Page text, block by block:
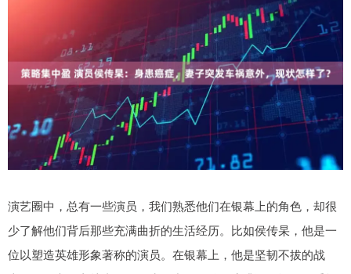
演艺圈中，总有一些演员，我们熟悉他们在银幕上的角色，却很
少了解他们背后那些充满曲折的生活经历。比如侯传杲，他是一
位以塑造英雄形象著称的演员。在银幕上，他是坚韧不拔的战